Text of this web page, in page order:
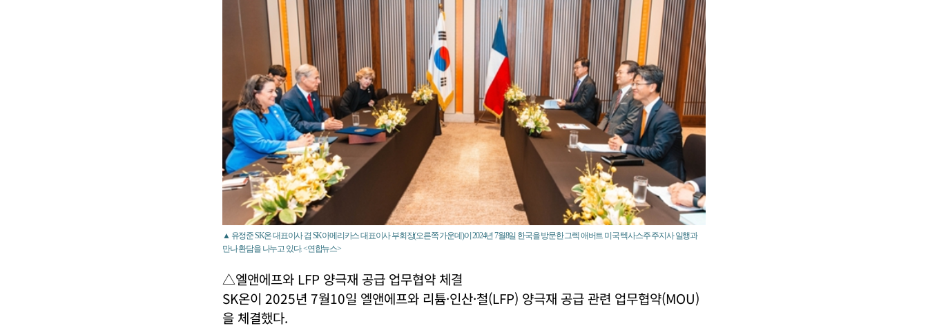
▲ 유정준 SK온 대표이사 겸 SK아메리카스 대표이사 부회장(오른쪽 가운데)이 2024년 7월8일 한국을 방문한 그렉 애버트 미국 텍사스주 주지사 일행과
만나 환담을 나누고 있다. <연합뉴스>
△엘앤에프와 LFP 양극재 공급 업무협약 체결
SK온이 2025년 7월10일 엘앤에프와 리튬·인산·철(LFP) 양극재 공급 관련 업무협약(MOU)
을 체결했다.